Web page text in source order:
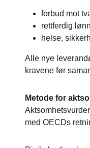
forbud mot
rettferdig
helse,
Alle nye
kravene før
Metode for
med OECDs